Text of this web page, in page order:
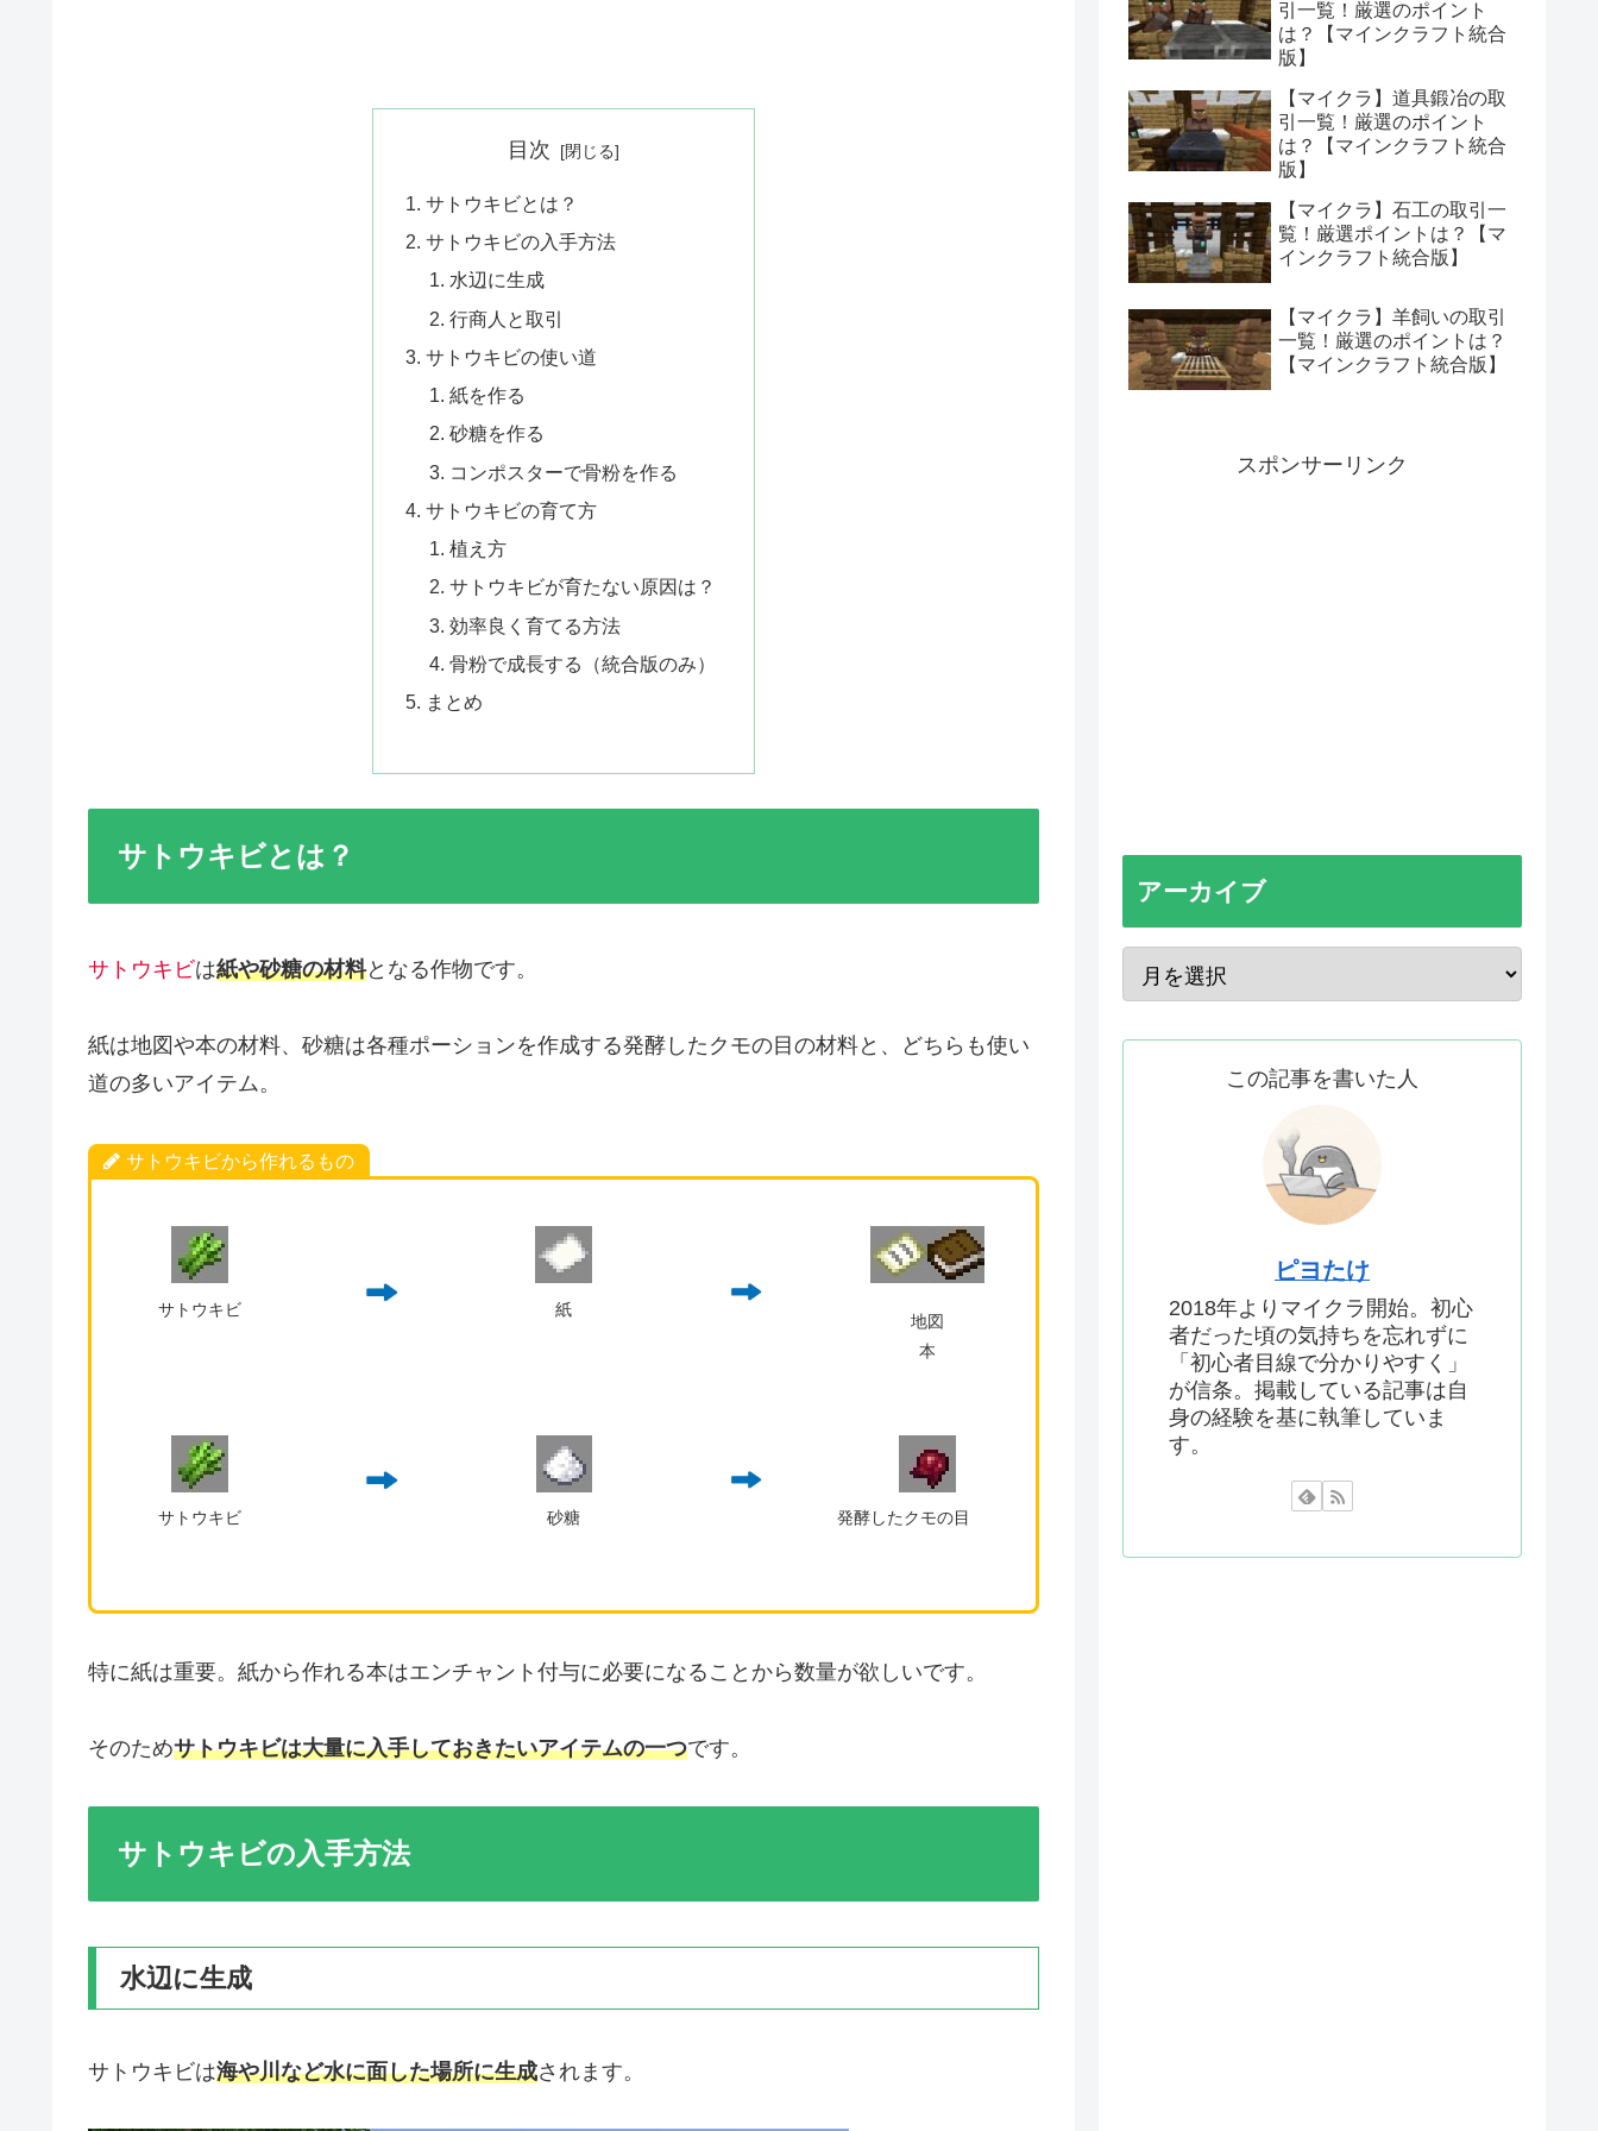
目次
サトウキビとは？
サトウキビの入手方法
水辺に生成
行商人と取引
サトウキビの使い道
紙を作る
砂糖を作る
コンポスターで骨粉を作る
サトウキビの育て方
植え方
サトウキビが育たない原因は？
効率良く育てる方法
骨粉で成長する（統合版のみ）
まとめ
サトウキビとは？
サトウキビは紙や砂糖の材料となる作物です。
紙は地図や本の材料、砂糖は各種ポーションを作成する発酵したクモの目の材料と、どちらも使い
道の多いアイテム。
サトウキビから作れるもの
サトウキビ 紙
地図
本
サトウキビ 砂糖 発酵したクモの目
特に紙は重要。紙から作れる本はエンチャント付与に必要になることから数量が欲しいです。
そのためサトウキビは大量に入手しておきたいアイテムの一つです。
サトウキビの入手方法
水辺に生成
サトウキビは海や川など水に面した場所に生成されます。
引一覧！厳選のポイント
は？【マインクラフト統合
版】
【マイクラ】道具鍛冶の取
引一覧！厳選のポイント
は？【マインクラフト統合
版】
【マイクラ】石工の取引一
覧！厳選ポイントは？【マ
インクラフト統合版】
【マイクラ】羊飼いの取引
一覧！厳選のポイントは？
【マインクラフト統合版】
スポンサーリンク
アーカイブ
この記事を書いた人
ピヨたけ
2018年よりマイクラ開始。初心
者だった頃の気持ちを忘れずに
「初心者目線で分かりやすく」
が信条。掲載している記事は自
身の経験を基に執筆していま
す。